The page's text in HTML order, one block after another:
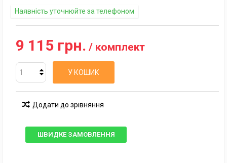
Наявність уточнюйте за телефоном
9 115 грн. / комплект
У КОШИК
Додати до зрівняння
ШВИДКЕ ЗАМОВЛЕННЯ